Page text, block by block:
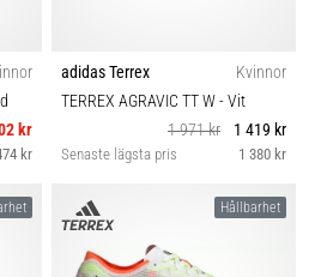
kr
kr
adidas Terrex
Kvinnor
TERREX AGRAVIC TT W- Vit
1 971 kr
1 419 kr
Senaste lägsta pris 1 380 kr
Hållbarhet